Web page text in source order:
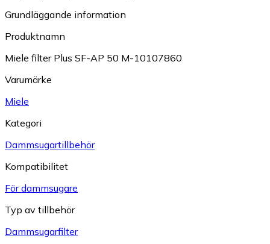
Grundläggande information
Produktnamn
Miele filter Plus SF-AP 50 M-10107860
Varumärke
Miele
Kategori
Dammsugartillbehör
Kompatibilitet
För dammsugare
Typ av tillbehör
Dammsugarfilter